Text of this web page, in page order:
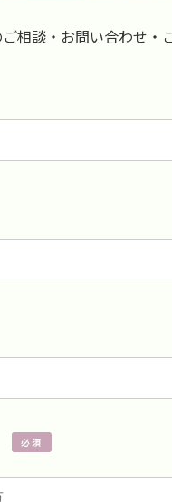
ご相談・お問い合わせ
必須